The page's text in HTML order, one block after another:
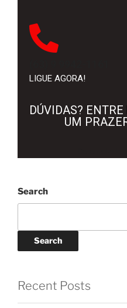
LIGUE AGORA!
DÚVIDAS?
UM
Search
Search
Recent Posts